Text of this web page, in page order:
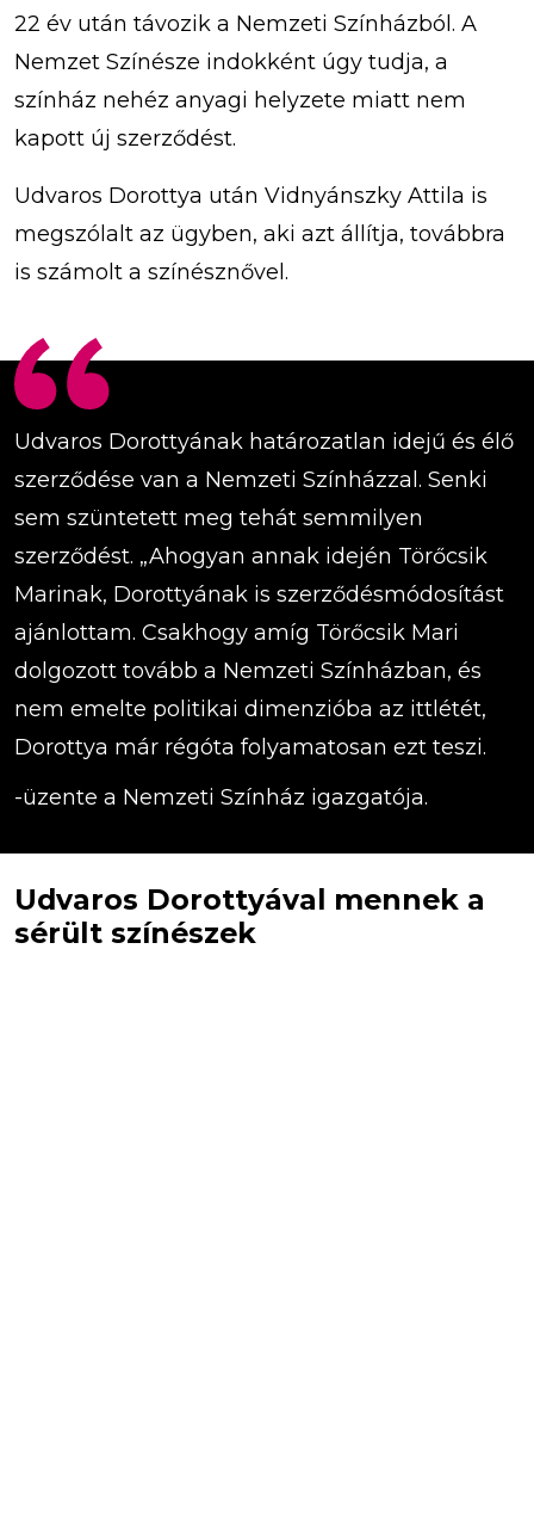
22 év után távozik a Nemzeti Színházból. A
Nemzet Színésze indokként úgy tudja, a
színház nehéz anyagi helyzete miatt nem
kapott új szerződést.
Udvaros Dorottya után Vidnyánszky Attila is
megszólalt az ügyben, aki azt állítja, továbbra
is számolt a színésznővel.
Udvaros Dorottyának határozatlan idejű és élő
szerződése van a Nemzeti Színházzal. Senki
sem szüntetett meg tehát semmilyen
szerződést. „Ahogyan annak idején Törőcsik
Marinak, Dorottyának is szerződésmódosítást
ajánlottam. Csakhogy amíg Törőcsik Mari
dolgozott tovább a Nemzeti Színházban, és
nem emelte politikai dimenzióba az ittlétét,
Dorottya már régóta folyamatosan ezt teszi.
-üzente a Nemzeti Színház igazgatója.
Udvaros Dorottyával mennek a
sérült színészek